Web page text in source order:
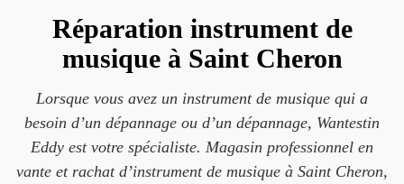
Réparation instrument de
musique à Saint Cheron
Lorsque vous avez un instrument de musique qui a
besoin d’un dépannage ou d’un dépannage, Wantestin
Eddy est votre spécialiste. Magasin professionnel en
vante et rachat d’instrument de musique à Saint Cheron,